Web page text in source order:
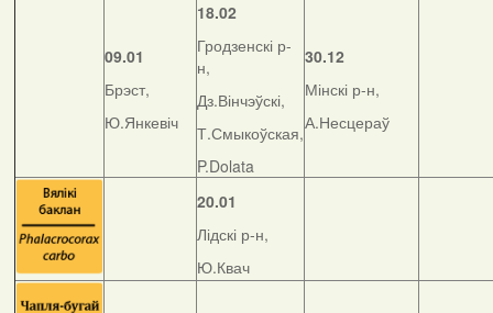
09.01
Брэст,
Ю.Янкевіч
18.02
Гродзенскі р-
н,
Дз.Вінчэўскі,
Т.Смыкоўская,
P.Dolata
30.12
Мінскі р-н,
А.Несцераў
20.01
Лідскі р-н,
Ю.Квач